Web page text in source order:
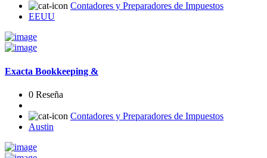
Contadores y Preparadores de Impuestos
EEUU
Exacta Bookkeeping &
0 Reseña
Contadores y Preparadores de Impuestos
Austin